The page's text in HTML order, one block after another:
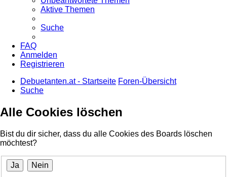
Aktive Themen
Suche
FAQ
Anmelden
Registrieren
Debuetanten.at - Startseite Foren-Übersicht
Suche
Alle Cookies löschen
Bist du dir sicher, dass du alle Cookies des Boards löschen
möchtest?